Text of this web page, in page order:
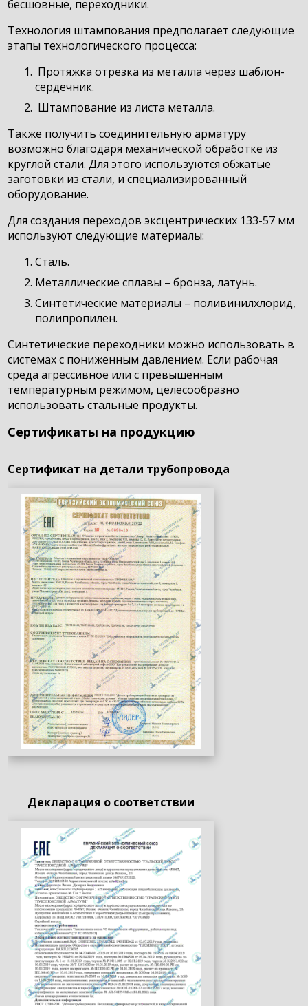
бесшовные, переходники.
Технология штампования предполагает следующие
этапы технологического процесса:
Протяжка отрезка из металла через шаблон-
сердечник.
Штампование из листа металла.
Также получить соединительную арматуру
возможно благодаря механической обработке из
круглой стали. Для этого используются обжатые
заготовки из стали, и специализированный
оборудование.
Для создания переходов эксцентрических 133-57 мм
используют следующие материалы:
Сталь.
Металлические сплавы – бронза, латунь.
Синтетические материалы – поливинилхлорид,
полипропилен.
Синтетические переходники можно использовать в
системах с пониженным давлением. Если рабочая
среда агрессивное или с превышенным
температурным режимом, целесообразно
использовать стальные продукты.
Сертификаты на продукцию
Сертификат на детали трубопровода
Декларация о соответствии